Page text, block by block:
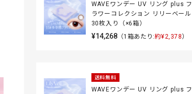
WAVEワンデー UV リング plus フ
ラワーコレクション リリーベール
30枚入り（×6箱）
¥14,268（1箱あたり:約¥2,378）
送料無料
WAVEワンデー UV リング plus フ